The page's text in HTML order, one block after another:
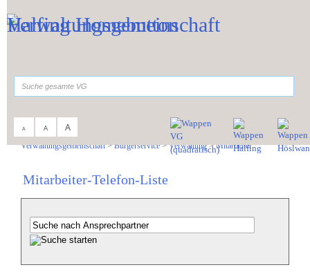
A A A
Verwaltungsgemeinschaft>Bürgerservice>Verwaltung>Mitarbeiter
Mitarbeiter-Telefon-Liste